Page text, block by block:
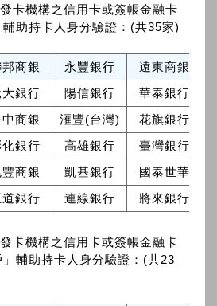
卡機構之信用卡或簽帳金融卡
助持卡人身分驗證：(共35家)
商銀 永豐銀行
遠東商銀
大銀行 陽信銀行
華泰銀行
中商銀 滙豐(台灣)
花旗銀行
銀行 高雄銀行 臺灣銀行
商銀 凱基銀行
國泰世華
道銀行 連線銀行 將來銀行
卡機構之信用卡或簽帳金融卡
輔助持卡人身分驗證：(共23